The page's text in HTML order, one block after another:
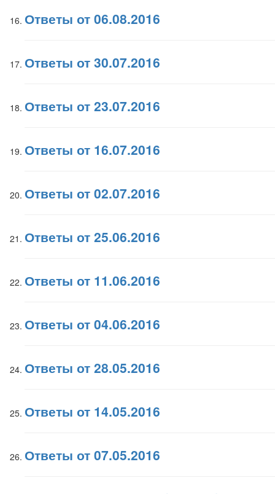
Ответы от 06.08.2016
Ответы от 30.07.2016
Ответы от 23.07.2016
Ответы от 16.07.2016
Ответы от 02.07.2016
Ответы от 25.06.2016
Ответы от 11.06.2016
Ответы от 04.06.2016
Ответы от 28.05.2016
Ответы от 14.05.2016
Ответы от 07.05.2016